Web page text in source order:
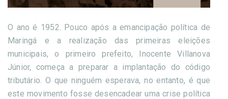
O ano é 1952. Pouco após a emancipação política de
Maringá e a realização das primeiras eleições
municipais, o primeiro prefeito, Inocente Villanova
Júnior, começa a preparar a implantação do código
tributário. O que ninguém esperava, no entanto, é que
este movimento fosse desencadear uma crise política